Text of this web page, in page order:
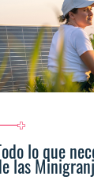
lo que
las